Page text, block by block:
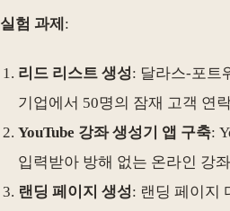
실험 과제 :
리드 리스트 생성: 달라스-포트
기업에서 50명의 잠재 고객 연
YouTube 강좌 생성기 앱 구축:
입력받아 방해 없는 온라인 강
랜딩 페이지 생성: 랜딩 페이지